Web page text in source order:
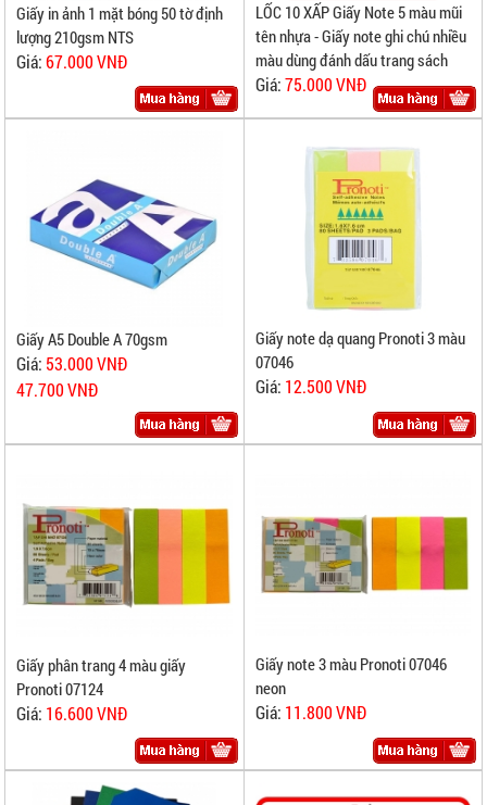
Giấy in ảnh 1 mặt bóng 50 tờ định
lượng 210gsm NTS
Giá:67.000 VNĐ
LỐC 10 XẤP Giấy Note 5 màu mũi
tên nhựa - Giấy note ghi chú nhiều
màu dùng đánh dấu trang sách
Giá:75.000 VNĐ
Giấy A5 Double A 70gsm
Giá: 53.000 VNĐ
47.700 VNĐ
Giấy note dạ quang Pronoti 3 màu
07046
Giá: 12.500 VNĐ
Giấy phân trang 4 màu giấy
Pronoti 07124
Giá: 16.600 VNĐ
Giấy note 3 màu Pronoti 07046
neon
Giá: 11.800 VNĐ